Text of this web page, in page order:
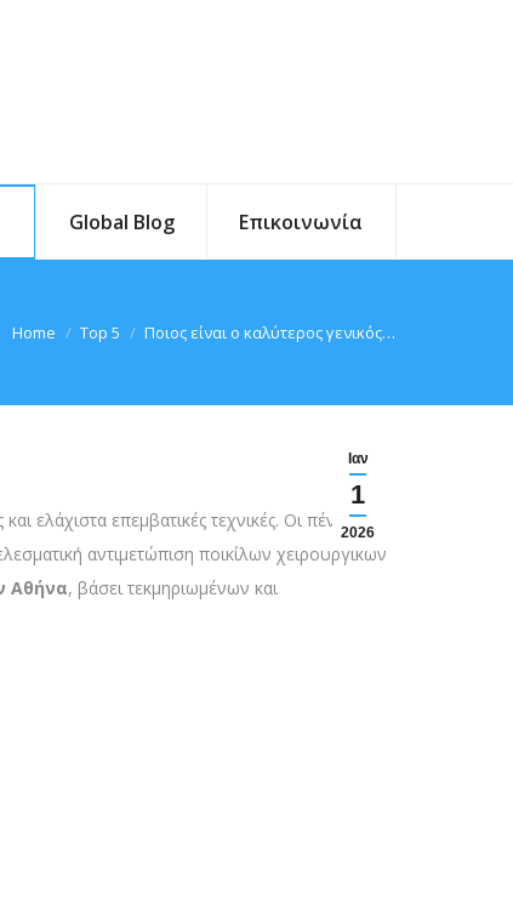
Global Blog Επικοινωνία
You are here:
Home Top 5 Ποιος είναι ο καλύτερος γενικός…
Ιαν
1
2026
ελάχιστα επεμβατικές τεχνικές. Οι πέντε
αντιμετώπιση ποικίλων χειρουργικών
Αθήνα, βάσει τεκμηριωμένων και